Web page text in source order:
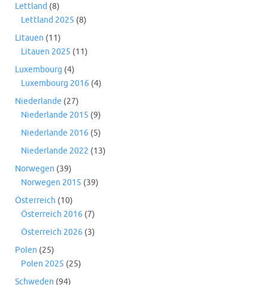
Lettland (8)
Lettland 2025 (8)
Litauen (11)
Litauen 2025 (11)
Luxembourg (4)
Luxembourg 2016 (4)
Niederlande (27)
Niederlande 2015 (9)
Niederlande 2016 (5)
Niederlande 2022 (13)
Norwegen (39)
Norwegen 2015 (39)
Österreich (10)
Österreich 2016 (7)
Österreich 2026 (3)
Polen (25)
Polen 2025 (25)
Schweden (94)